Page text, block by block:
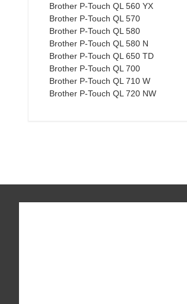
Brother P-Touch QL 560 YX
Brother P-Touch QL 570
Brother P-Touch QL 580
Brother P-Touch QL 580 N
Brother P-Touch QL 650 TD
Brother P-Touch QL 700
Brother P-Touch QL 710 W
Brother P-Touch QL 720 NW